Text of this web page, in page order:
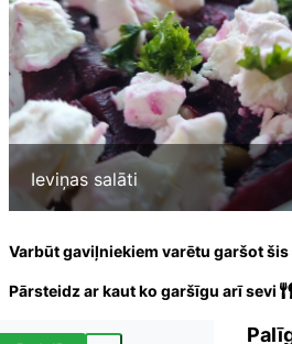
Ieviņas salāti
Varbūt gaviļniekiem varētu garšot šis
Pārsteidz ar kaut ko garšīgu arī sevi